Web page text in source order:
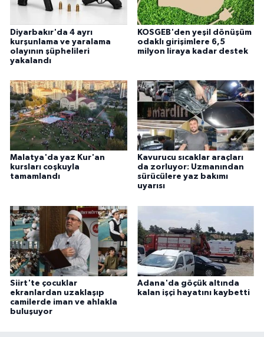
Diyarbakır'da 4 ayrı
kurşunlama ve yaralama
olayının şüphelileri
yakalandı
KOSGEB'den yeşil dönüşüm
odaklı girişimlere 6,5
milyon liraya kadar destek
Malatya'da yaz Kur'an
kursları coşkuyla
tamamlandı
Kavurucu sıcaklar araçları
da zorluyor: Uzmanından
sürücülere yaz bakımı
uyarısı
Siirt'te çocuklar
ekranlardan uzaklaşıp
camilerde iman ve ahlakla
buluşuyor
Adana'da göçük altında
kalan işçi hayatını kaybetti